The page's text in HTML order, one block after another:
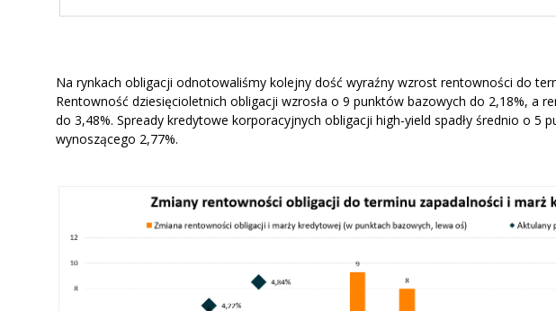
Na rynkach obligacji odnotowaliśmy kolejny dość wyraźny wzrost rentowności do
Rentowność dziesięcioletnich obligacji wzrosła o 9 punktów bazowych do 2,18%, a
do 3,48%. Spready kredytowe korporacyjnych obligacji high-yield spadły średnio o
wynoszącego 2,77%.